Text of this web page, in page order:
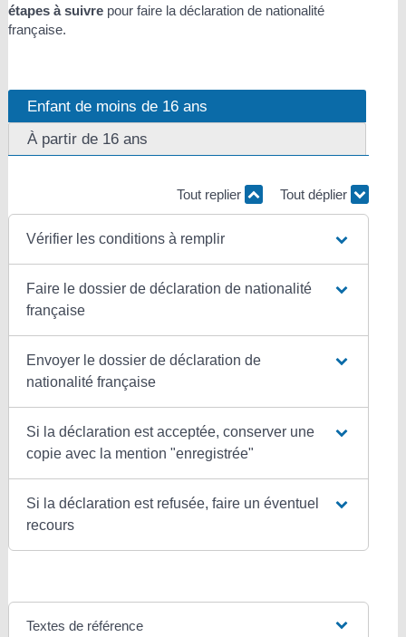
étapes à suivrepour faire la déclaration de nationalité
française.
Enfant de moins de 16 ans
À partir de 16 ans
Tout replier Tout déplier
Vérifier les conditions à remplir
Faire le dossier de déclaration de nationalité
française
Envoyer le dossier de déclaration de
nationalité française
Si la déclaration est acceptée, conserver une
copie avec la mention "enregistrée"
Si la déclaration est refusée, faire un éventuel
recours
Textes de référence